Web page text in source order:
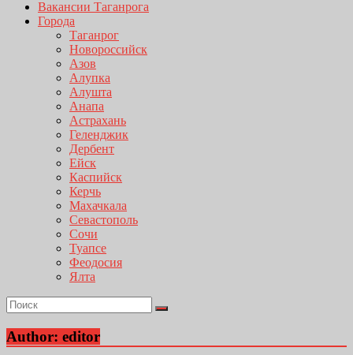
Вакансии Таганрога
Города
Таганрог
Новороссийск
Азов
Алупка
Алушта
Анапа
Астрахань
Геленджик
Дербент
Ейск
Каспийск
Керчь
Махачкала
Севастополь
Сочи
Туапсе
Феодосия
Ялта
Author: editor